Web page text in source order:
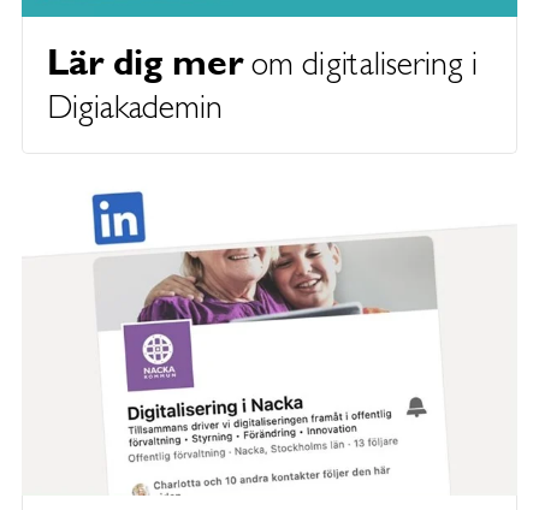
Lär dig merom digitalisering i
Digiakademin